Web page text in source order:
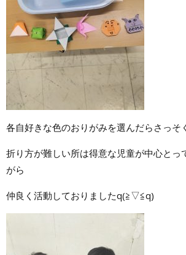
各自好きな色のおりがみを選んだらさっそ
折り方が難しい所は得意な児童が中心とっ
がら
仲良く活動しておりましたq(≧▽≦q)